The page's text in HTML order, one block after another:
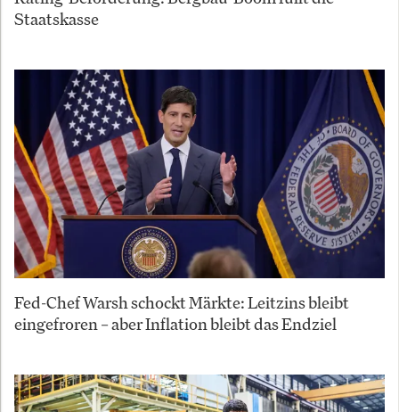
Staatskasse
Fed-Chef Warsh schockt Märkte: Leitzins bleibt
eingefroren – aber Inflation bleibt das Endziel